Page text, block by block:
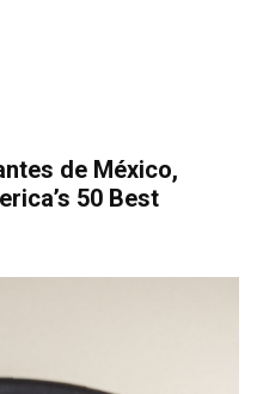
de México,
50 Best